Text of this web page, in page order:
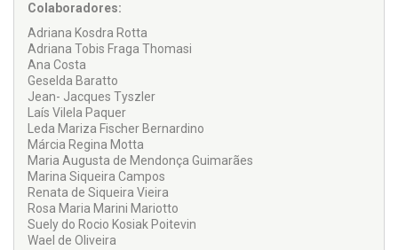
Colaboradores:
Adriana Kosdra Rotta
Adriana Tobis Fraga Thomasi
Ana Costa
Geselda Baratto
Jean- Jacques Tyszler
Laís Vilela Paquer
Leda Mariza Fischer Bernardino
Márcia Regina Motta
Maria Augusta de Mendonça Guimarães
Marina Siqueira Campos
Renata de Siqueira Vieira
Rosa Maria Marini Mariotto
Suely do Rocio Kosiak Poitevin
Wael de Oliveira